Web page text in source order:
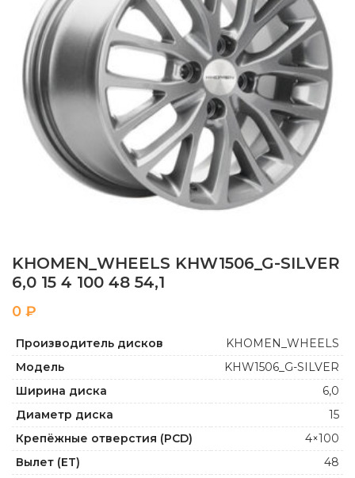
KHOMEN_WHEELS KHW1506_G-SILVER
6,0 15 4 100 48 54,1
₽
Производитель дисков
KHOMEN_WHEELS
Модель
KHW1506_G-SILVER
Ширина диска
6,0
Диаметр диска
15
Крепёжные отверстия (PCD)
4×100
Вылет (ET)
48